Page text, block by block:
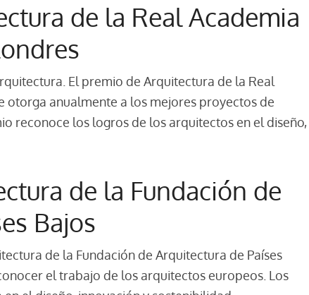
de la Real Academia
El premio de Arquitectura de la Real
otorga anualmente a los mejores proyectos de
reconoce los logros de los arquitectos en el diseño,
de la Fundación de
Bajos
de la Fundación de Arquitectura de Países
el trabajo de los arquitectos europeos. Los